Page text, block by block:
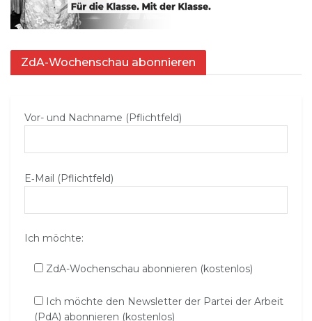
ZdA-Wochenschau abonnieren
Vor- und Nachname (Pflichtfeld)
E‑Mail (Pflichtfeld)
Ich möchte:
ZdA-Wochenschau abonnieren (kostenlos)
Ich möchte den Newsletter der Partei der Arbeit
(PdA) abonnieren (kostenlos)